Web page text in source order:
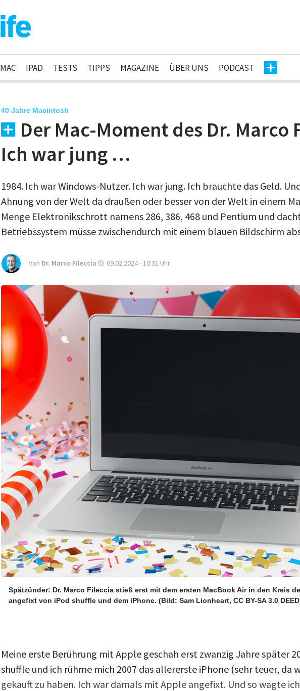
MAC IPAD TESTS TIPPS MAGAZINE ÜBER UNS PODCAST
40 Jahre Macintosh
Der Mac-Moment des Dr. Marco
Ich war jung …
1984. Ich war Windows-Nutzer. Ich war jung. Ich brauchte das Geld.
Ahnung von der Welt da draußen oder besser von der Welt in einem
Menge Elektronikschrott namens 286, 386, 468 und Pentium und
Betriebssystem müsse zwischendurch mit einem blauen Bildschirm
Von Dr. Marco Fileccia 09.02.2024 - 10:31 Uhr
Spätzünder: Dr. Marco Fileccia stieß erst mit dem ersten MacBook Air in den Kreis
angefixt von iPod shuffle und dem iPhone. (Bild: Sam Lionheart, CC BY-SA 3.0
Meine erste Berührung mit Apple geschah erst zwanzig Jahre später
shuffle und ich rühme mich 2007 das allererste iPhone (sehr teuer, da
gekauft zu haben. Ich war damals mit Apple angefixt. Und so wagte